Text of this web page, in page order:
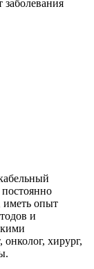
заболевания
иметь опыт
и
хирург,